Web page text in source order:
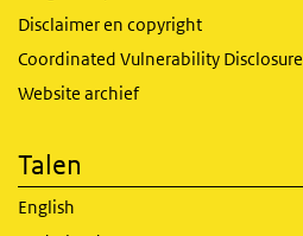
Disclaimer en copyright
Coordinated Vulnerability Disclosure
Website archief
Talen
English